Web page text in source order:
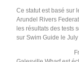
Ce statut est basé sur
Arundel Rivers
les résultats des tests
sur Swim Guide le